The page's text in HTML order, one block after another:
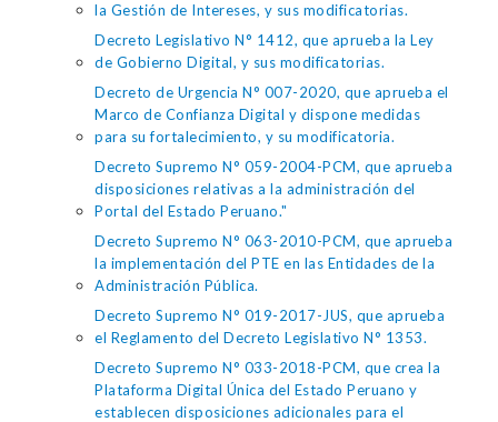
la Gestión de Intereses, y sus modificatorias.
Decreto Legislativo N° 1412, que aprueba la Ley
de Gobierno Digital, y sus modificatorias.
Decreto de Urgencia N° 007-2020, que aprueba el
Marco de Confianza Digital y dispone medidas
para su fortalecimiento, y su modificatoria.
Decreto Supremo N° 059-2004-PCM, que aprueba
disposiciones relativas a la administración del
Portal del Estado Peruano."
Decreto Supremo N° 063-2010-PCM, que aprueba
la implementación del PTE en las Entidades de la
Administración Pública.
Decreto Supremo N° 019-2017-JUS, que aprueba
el Reglamento del Decreto Legislativo N° 1353.
Decreto Supremo N° 033-2018-PCM, que crea la
Plataforma Digital Única del Estado Peruano y
establecen disposiciones adicionales para el